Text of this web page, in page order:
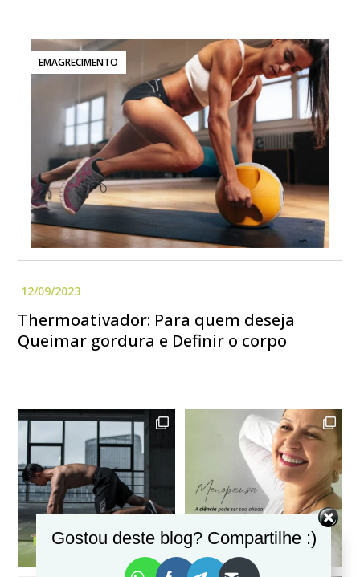
EMAGRECIMENTO
Thermoativador: Para quem deseja
Queimar gordura e Definir o corpo
Gostou deste blog? Compartilhe :)